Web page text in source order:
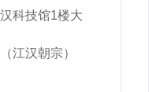
科技馆1楼大
江汉朝宗）